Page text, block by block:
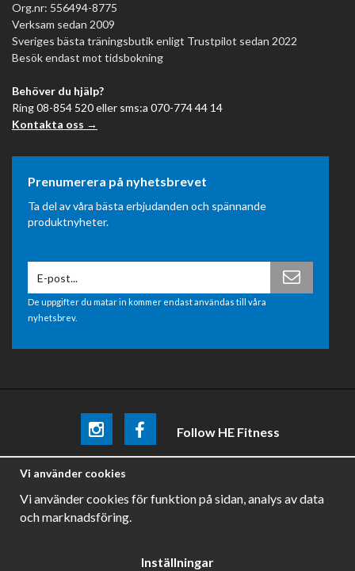
Org.nr: 556494-8775
Verksam sedan 2009
Sveriges bästa träningsbutik enligt Trustpilot sedan 2022
Besök endast mot tidsbokning
Behöver du hjälp?
Ring 08-854 520 eller sms:a 070-774 44 14
Kontakta oss →
Prenumerera på nyhetsbrevet
Ta del av våra bästa erbjudanden och spännande
produktnyheter.
De uppgifter du matar in kommer endast användas till våra
nyhetsbrev.
Follow HE Fitness
Be the firstto know aboutpromotions, news and training
Vi använder cookies
Vi använder cookies för funktion på sidan, analys av data
och marknadsföring.
Inställningar